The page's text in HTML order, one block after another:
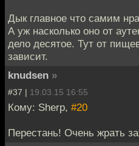
Дык главное что самим
А уж насколько оно от
дело десятое. Тут от
зависит.
knudsen »
#37 | 19.03.15 16:55
Кому: Sherp, #20
Перестань! Очень жрать